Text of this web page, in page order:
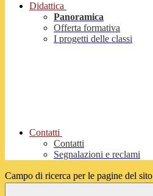
Didattica
Panoramica
Offerta formativa
I progetti delle classi
Contatti
Contatti
Segnalazioni e reclami
Campo di ricerca per le pagine del sito